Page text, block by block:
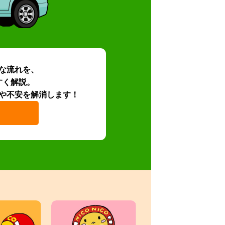
流れを、
解説。
不安を解消します！